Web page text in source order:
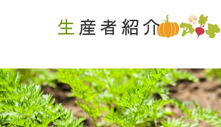
生産者紹介